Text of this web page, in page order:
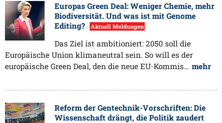
Europas Green Deal: Weniger Chemie, mehr
Biodiversität. Und was ist mit Genome
Editing?
Aktuell Meldungen
Das Ziel ist ambitioniert: 2050 soll die
Europäische Union klimaneutral sein. So will es der
europäische Green Deal, den die neue EU-Kommis… mehr
Reform der Gentechnik-Vorschriften: Die
Wissenschaft drängt, die Politik zaudert